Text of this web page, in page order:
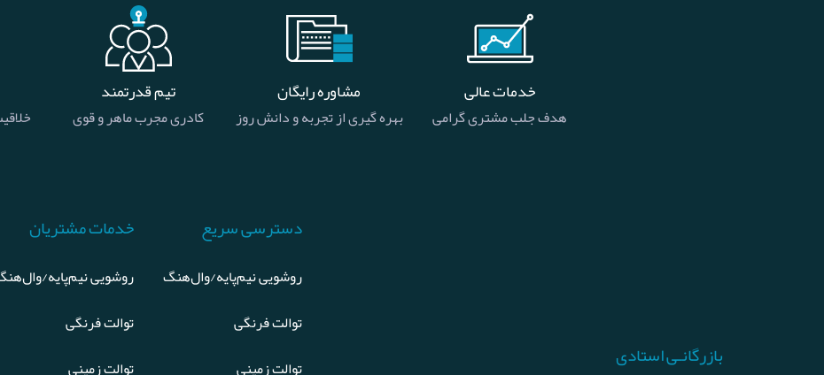
خدمات عالی
هدف جلب مشتری گرامی
مشاوره رایگان
بهره گیری از تجربه و دانش روز
تیم قدرتمند
کادری مجرب ماهر و قوی
بازرگانـی استادی
دسترسی سریع
روشویی نیم‌پایه/وال‌هنگ
توالت فرنگی
توالت زمینی
خدمات مشتریان
روشویی نیم‌پایه/
توالت فرنگی
توالت زمینی